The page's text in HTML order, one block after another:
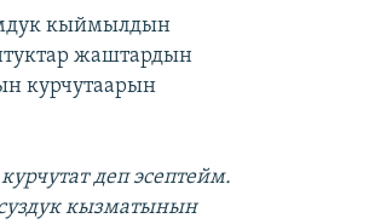
кыймылдын
жаштардын
курчутаарын
деп эсептейм.
кызматынын